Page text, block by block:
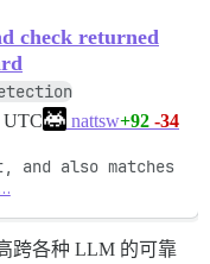
check returned
UTC nattsw+92 -34
and also matches
…
跨各种 LLM 的可靠